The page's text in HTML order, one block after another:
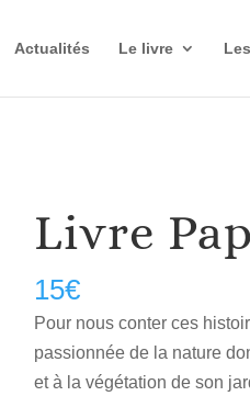
Actualités Le livre
Livre
15€
Pour nous conter ces
passionnée de la nature
et à la végétation de son